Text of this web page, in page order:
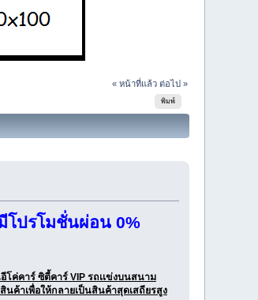
« หน้าที่แล้ว ต่อไป »
พิมพ์
โปรโมชั่นผ่อน 0%
โค่คาร์ ซิตี้คาร์ VIP รถเเข่งบนสนาม
ค้าเพื่อให้กลายเป็นสินค้าสุดเสถียรสูง